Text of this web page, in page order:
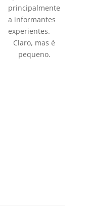
principalmente
a informantes
experientes.
Claro, mas é
pequeno.